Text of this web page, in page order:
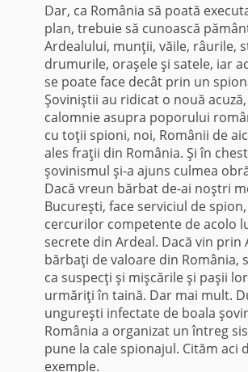
Dar, ca România să poată
plan, trebuie să cunoască
Ardealului, munţii, văile, râurile,
drumurile, oraşele şi satele, iar
se poate face decât prin un
Şoviniştii au ridicat o nouă
calomnie asupra poporului
cu toţii spioni, noi, Românii de
ales fraţii din România. Şi în
şovinismul şi-a ajuns culmea
Dacă vreun bărbat de-ai noştri
Bucureşti, face ser­viciul de
cercurilor competente de acolo
secrete din Ardeal. Dacă vin prin
bărbaţi de valoare din România,
ca suspecţi şi mişcările şi paşii
urmăriţi în taină. Dar mai mult.
ungureşti infectate de boala
România a organizat un în­treg
pune la cale spio­najul. Cităm aci
exemple.